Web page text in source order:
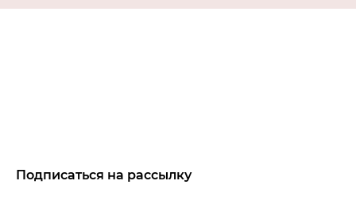
Подписаться на рассылку